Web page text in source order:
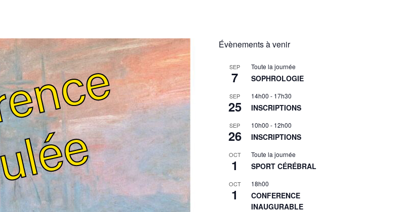
Évènements à venir
SEP
7
Toute la journée
SOPHROLOGIE
SEP
25
14h00 - 17h30
INSCRIPTIONS
SEP
26
10h00 - 12h00
INSCRIPTIONS
OCT
1
Toute la journée
SPORT CÉRÉBRAL
OCT
1
18h00
CONFERENCE
INAUGURABLE